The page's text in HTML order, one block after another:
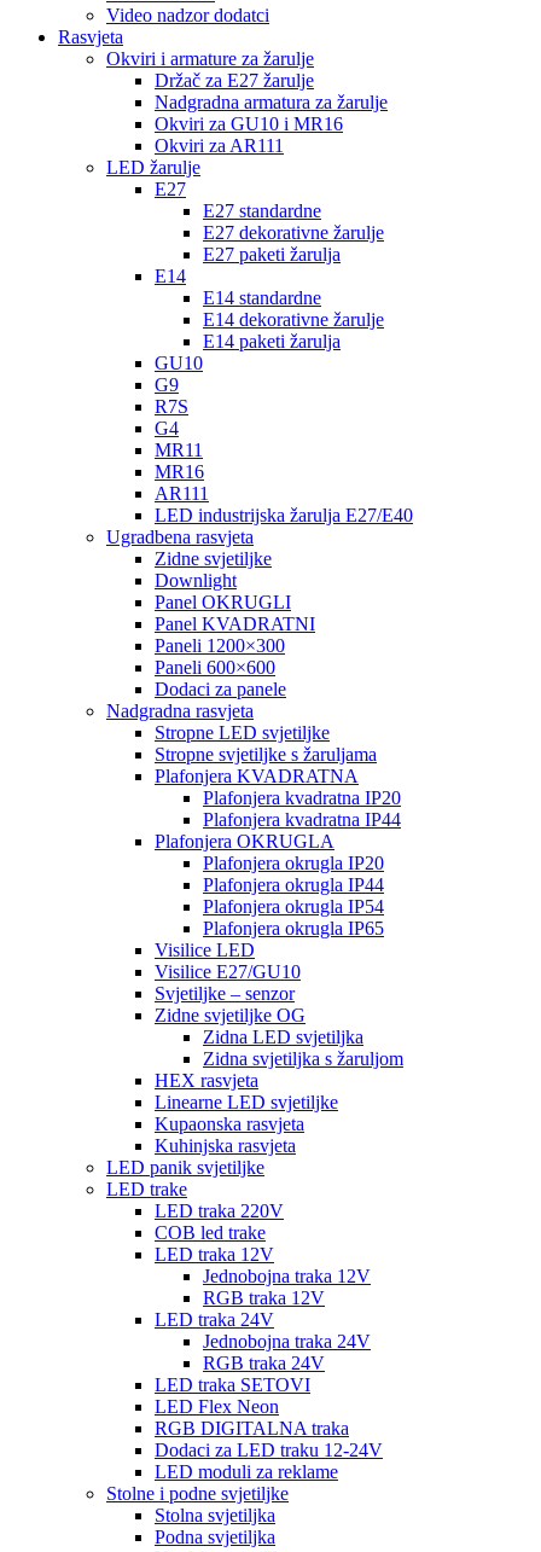
Video nadzor dodatci
Rasvjeta
Okviri i armature za žarulje
Držač za E27 žarulje
Nadgradna armatura za žarulje
Okviri za GU10 i MR16
Okviri za AR111
LED žarulje
E27
E27 standardne
E27 dekorativne žarulje
E27 paketi žarulja
E14
E14 standardne
E14 dekorativne žarulje
E14 paketi žarulja
GU10
G9
R7S
G4
MR11
MR16
AR111
LED industrijska žarulja E27/E40
Ugradbena rasvjeta
Zidne svjetiljke
Downlight
Panel OKRUGLI
Panel KVADRATNI
Paneli 1200×300
Paneli 600×600
Dodaci za panele
Nadgradna rasvjeta
Stropne LED svjetiljke
Stropne svjetiljke s žaruljama
Plafonjera KVADRATNA
Plafonjera kvadratna IP20
Plafonjera kvadratna IP44
Plafonjera OKRUGLA
Plafonjera okrugla IP20
Plafonjera okrugla IP44
Plafonjera okrugla IP54
Plafonjera okrugla IP65
Visilice LED
Visilice E27/GU10
Svjetiljke – senzor
Zidne svjetiljke OG
Zidna LED svjetiljka
Zidna svjetiljka s žaruljom
HEX rasvjeta
Linearne LED svjetiljke
Kupaonska rasvjeta
Kuhinjska rasvjeta
LED panik svjetiljke
LED trake
LED traka 220V
COB led trake
LED traka 12V
Jednobojna traka 12V
RGB traka 12V
LED traka 24V
Jednobojna traka 24V
RGB traka 24V
LED traka SETOVI
LED Flex Neon
RGB DIGITALNA traka
Dodaci za LED traku 12-24V
LED moduli za reklame
Stolne i podne svjetiljke
Stolna svjetiljka
Podna svjetiljka